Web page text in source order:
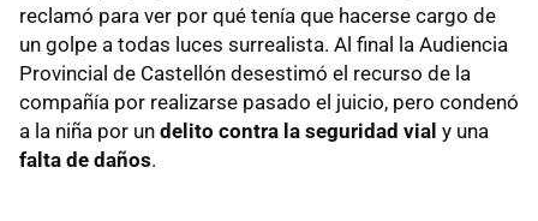
reclamó para ver por qué tenía que hacerse cargo de
un golpe a todas luces surrealista. Al final la Audiencia
Provincial de Castellón desestimó el recurso de la
compañía por realizarse pasado el juicio, pero condenó
a la niña por un delito contra la seguridad vial y una
falta de daños.